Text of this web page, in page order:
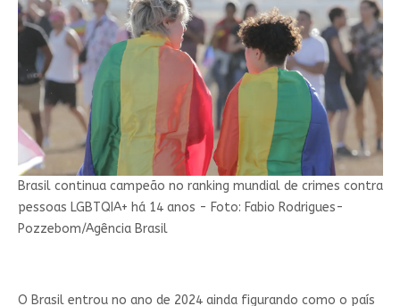
Brasil continua campeão no ranking mundial de crimes contra
pessoas LGBTQIA+ há 14 anos - Foto: Fabio Rodrigues-
Pozzebom/Agência Brasil
O Brasil entrou no ano de 2024 ainda figurando como o país